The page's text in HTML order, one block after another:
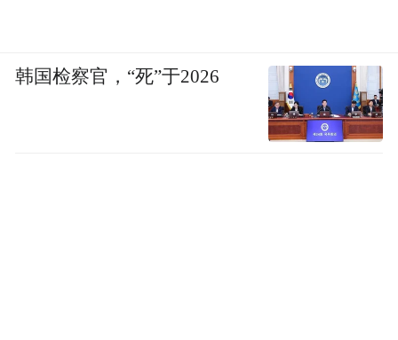
韩国检察官，“死”于2026